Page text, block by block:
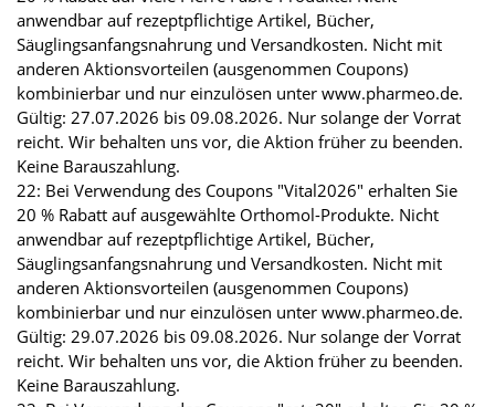
anwendbar auf rezeptpflichtige Artikel, Bücher,
Säuglingsanfangsnahrung und Versandkosten. Nicht mit
anderen Aktionsvorteilen (ausgenommen Coupons)
kombinierbar und nur einzulösen unter www.pharmeo.de.
Gültig: 27.07.2026 bis 09.08.2026. Nur solange der Vorrat
reicht. Wir behalten uns vor, die Aktion früher zu beenden.
Keine Barauszahlung.
22: Bei Verwendung des Coupons "Vital2026" erhalten Sie
20 % Rabatt auf ausgewählte Orthomol-Produkte. Nicht
anwendbar auf rezeptpflichtige Artikel, Bücher,
Säuglingsanfangsnahrung und Versandkosten. Nicht mit
anderen Aktionsvorteilen (ausgenommen Coupons)
kombinierbar und nur einzulösen unter www.pharmeo.de.
Gültig: 29.07.2026 bis 09.08.2026. Nur solange der Vorrat
reicht. Wir behalten uns vor, die Aktion früher zu beenden.
Keine Barauszahlung.